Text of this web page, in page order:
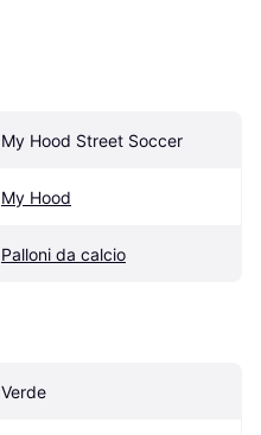
My Hood Street Soccer
My Hood
Palloni da calcio
Verde